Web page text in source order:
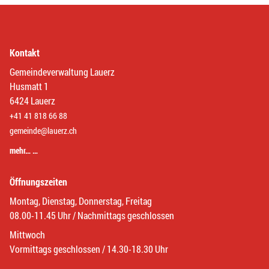
Kontakt
Gemeindeverwaltung Lauerz
Husmatt 1
6424 Lauerz
+41 41 818 66 88
gemeinde@lauerz.ch
mehr… …
Öffnungszeiten
Montag, Dienstag, Donnerstag, Freitag
08.00-11.45 Uhr / Nachmittags geschlossen
Mittwoch
Vormittags geschlossen / 14.30-18.30 Uhr